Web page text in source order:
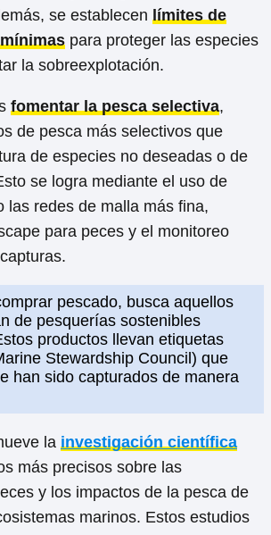
se establecen límites de
para proteger las especies
la sobreexplotación.
fomentar la pesca selectiva,
de pesca más selectivos que
de especies no deseadas o de
se logra mediante el uso de
las redes de malla más fina,
para peces y el monitoreo
pescado, busca aquellos
de pesquerías sostenibles
productos llevan etiquetas
Stewardship Council) que
han sido capturados de manera
la investigación científica
más precisos sobre las
y los impactos de la pesca de
marinos. Estos estudios